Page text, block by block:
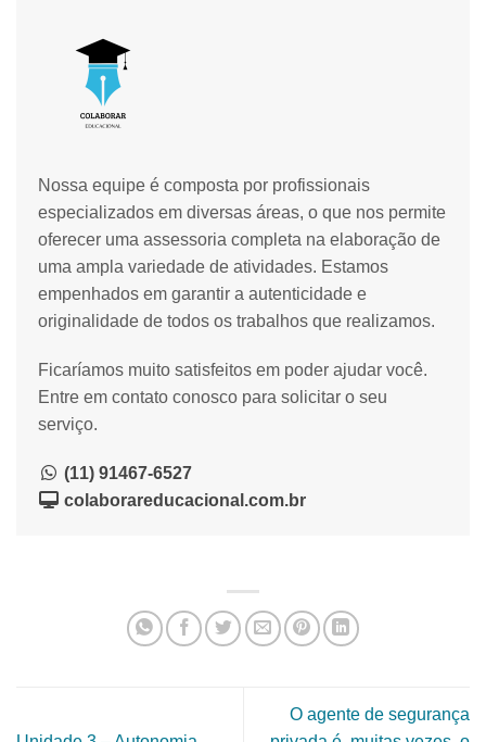
Nossa equipe é composta por profissionais
especializados em diversas áreas, o que nos permite
oferecer uma assessoria completa na elaboração de
uma ampla variedade de atividades. Estamos
empenhados em garantir a autenticidade e
originalidade de todos os trabalhos que realizamos.
Ficaríamos muito satisfeitos em poder ajudar você.
Entre em contato conosco para solicitar o seu
serviço.
(11) 91467-6527
colaborareducacional.com.br
O agente de segurança